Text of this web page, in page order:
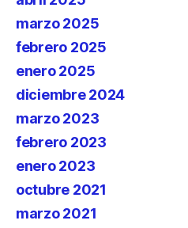
marzo 2025
febrero 2025
enero 2025
diciembre 2024
marzo 2023
febrero 2023
enero 2023
octubre 2021
marzo 2021